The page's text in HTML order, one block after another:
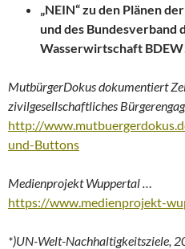
„NEIN“ zu den Plänen
und des Bundesverband
Wasserwirtschaft
MutbürgerDokus dokumentiert
zivilgesellschaftliches
http://
und-Buttons
Medienprojekt Wuppertal …
https://www.medienprojekt-
*)UN-Welt-Nachhaltigkeitsziele,